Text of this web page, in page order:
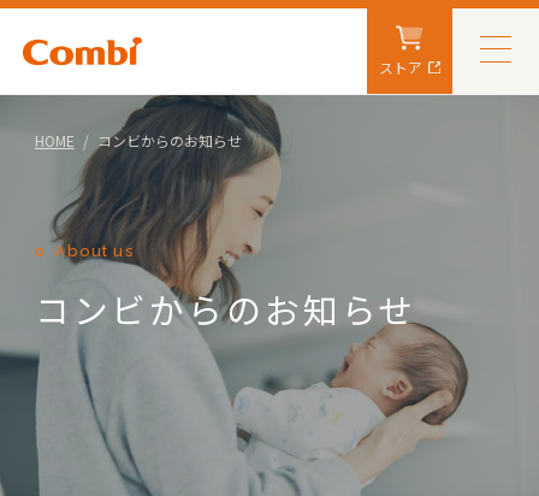
ストア
HOME コンビからのお知らせ
About us
コンビからのお知らせ